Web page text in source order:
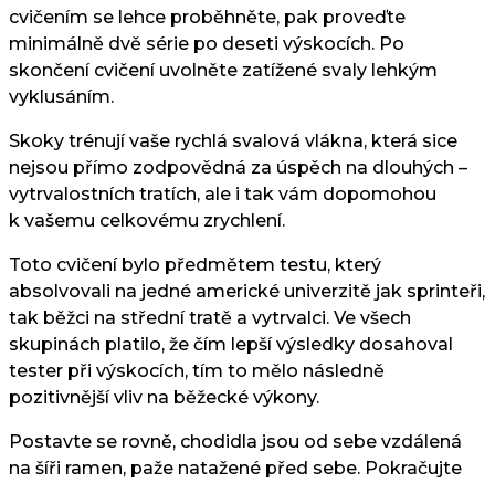
cvičením se lehce proběhněte, pak proveďte
minimálně dvě série po deseti výskocích. Po
skončení cvičení uvolněte zatížené svaly lehkým
vyklusáním.
Skoky trénují vaše rychlá svalová vlákna, která sice
nejsou přímo zodpovědná za úspěch na dlouhých –
vytrvalostních tratích, ale i tak vám dopomohou
k vašemu celkovému zrychlení.
Toto cvičení bylo předmětem testu, který
absolvovali na jedné americké univerzitě jak sprinteři,
tak běžci na střední tratě a vytrvalci. Ve všech
skupinách platilo, že čím lepší výsledky dosahoval
tester při výskocích, tím to mělo následně
pozitivnější vliv na běžecké výkony.
Postavte se rovně, chodidla jsou od sebe vzdálená
na šíři ramen, paže natažené před sebe. Pokračujte